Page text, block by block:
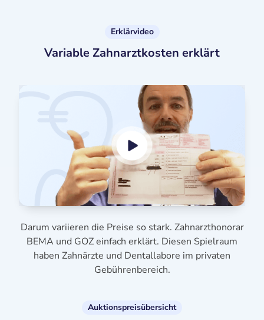
Erklärvideo
Variable Zahnarztkosten erklärt
Darum variieren die Preise so stark. Zahnarzthonorar
BEMA und GOZ einfach erklärt. Diesen Spielraum
haben Zahnärzte und Dentallabore im privaten
Gebührenbereich.
Auktionspreisübersicht